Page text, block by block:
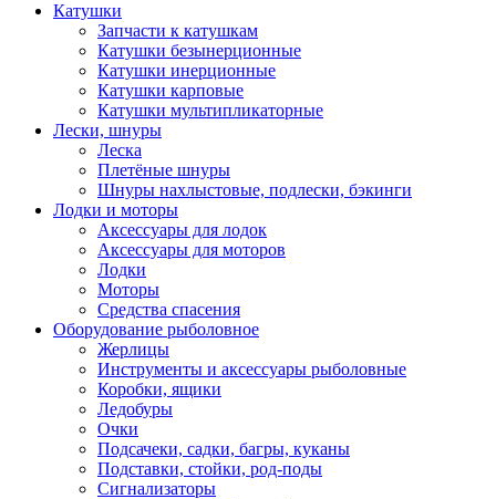
Катушки
Запчасти к катушкам
Катушки безынерционные
Катушки инерционные
Катушки карповые
Катушки мультипликаторные
Лески, шнуры
Леска
Плетёные шнуры
Шнуры нахлыстовые, подлески, бэкинги
Лодки и моторы
Аксессуары для лодок
Аксессуары для моторов
Лодки
Моторы
Средства спасения
Оборудование рыболовное
Жерлицы
Инструменты и аксессуары рыболовные
Коробки, ящики
Ледобуры
Очки
Подсачеки, садки, багры, куканы
Подставки, стойки, род-поды
Сигнализаторы